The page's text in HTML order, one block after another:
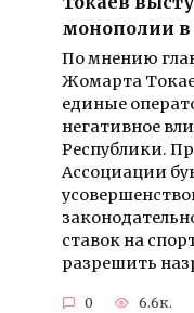
монополии в
По мнению
Жомарта
единые
негативное
Республики.
Ассоциации
ставок на
разрешить
0 6.6к.